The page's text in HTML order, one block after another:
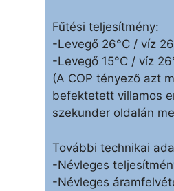
Fűtési teljesítmény:
-Levegő 26°C / víz
-Levegő 15°C / víz
(A COP tényező azt
befektetett villamos
szekunder oldalán
További technikai
-Névleges
-Névleges